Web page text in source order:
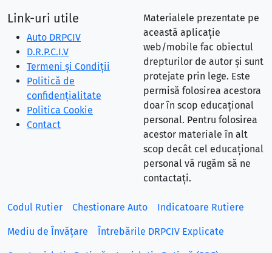
Link-uri utile
Auto DRPCIV
D.R.P.C.I.V
Termeni și Condiții
Politică de
confidențialitate
Politica Cookie
Contact
Materialele prezentate pe
această aplicație
web/mobile fac obiectul
drepturilor de autor și sunt
protejate prin lege. Este
permisă folosirea acestora
doar în scop educațional
personal. Pentru folosirea
acestor materiale în alt
scop decât cel educațional
personal vă rugăm să ne
contactați.
Codul Rutier Chestionare Auto Indicatoare Rutiere
Mediu de Învățare Întrebările DRPCIV Explicate